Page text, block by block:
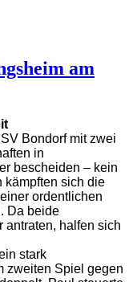
am
Bondorf mit zwei
in
bescheiden – kein
kämpften sich die
ordentlichen
Da beide
antraten, halfen sich
stark
zweiten Spiel gegen